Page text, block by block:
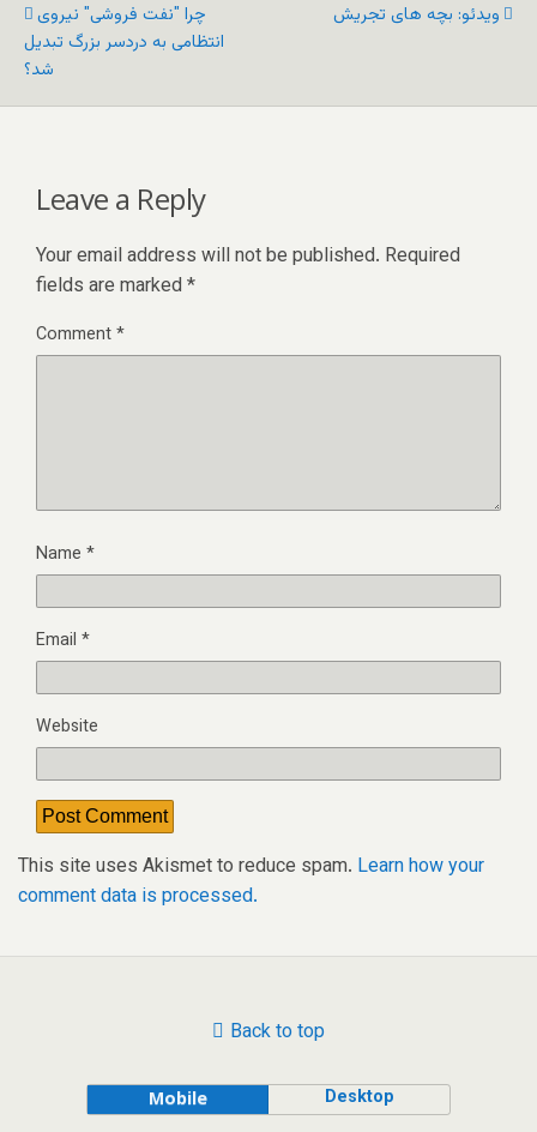
چرا "نفت فروشی" نیروی
انتظامی به دردسر بزرگ تبدیل
شد؟
ویدئو: بچه های تجریش
Leave a Reply
Your email address will not be published. Required
fields are marked *
Comment*
Name *
Email *
Website
This site uses Akismet to reduce spam. Learn how your
comment data is processed.
Back to top
Mobile Desktop